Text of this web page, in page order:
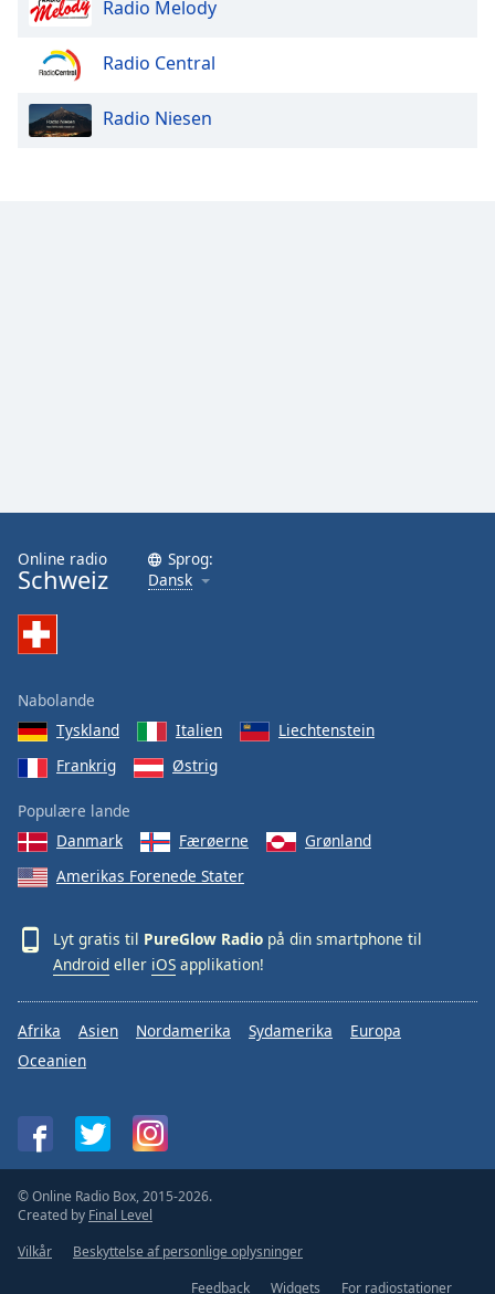
Radio Melody
Radio Central
Radio Niesen
Online radio
Schweiz
Sprog:
Dansk
Nabolande
Tyskland
Italien
Liechtenstein
Frankrig
Østrig
Populære lande
Danmark
Færøerne
Grønland
Amerikas Forenede Stater
Lyt gratis til PureGlow Radio på din smartphone til
Android eller iOS applikation!
Afrika Asien Nordamerika Sydamerika
Europa
Oceanien
© Online Radio Box, 2015-2026.
Created by Final Level
Vilkår
Beskyttelse af personlige oplysninger
Feedback
Widgets For radiostationer